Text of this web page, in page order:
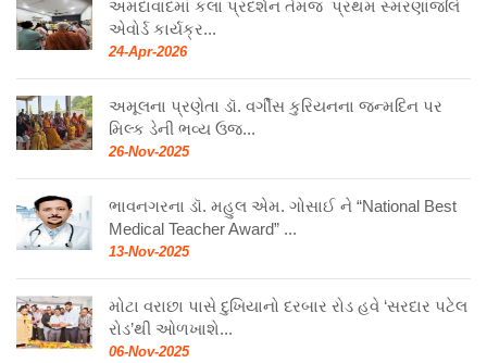
અમદાવાદમાં કલા પ્રદર્શન તેમજ પ્રથમ સ્મરણાંજલિ
એવોર્ડ કાર્યક્ર...
24-Apr-2026
અમૂલના પ્રણેતા ડૉ. વર્ગીસ કુરિયનના જન્મદિન પર
મિલ્ક ડેની ભવ્ય ઉજ...
26-Nov-2025
ભાવનગરના ડૉ. મહુલ એમ. ગોસાઈ ને “National Best
Medical Teacher Award” ...
13-Nov-2025
મોટા વરાછા પાસે દુખિયાનો દરબાર રોડ હવે ‘સરદાર પટેલ
રોડ’થી ઓળખાશે...
06-Nov-2025